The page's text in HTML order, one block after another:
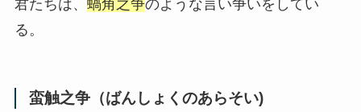
君たちは、 蝸角之争のような言い争いをしてい
る。
蛮触之争（ばんしょくのあらそい)